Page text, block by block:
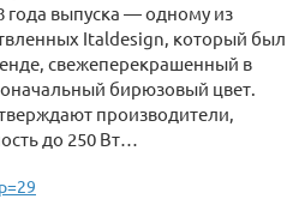
года выпуска — одному из
Italdesign, который был
свежеперекрашенный в
бирюзовый цвет.
производители,
до 250 Вт…